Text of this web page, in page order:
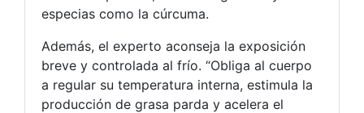
especias como la cúrcuma.
Además, el experto aconseja la exposición
breve y controlada al frío. “Obliga al cuerpo
a regular su temperatura interna, estimula la
producción de grasa parda y acelera el